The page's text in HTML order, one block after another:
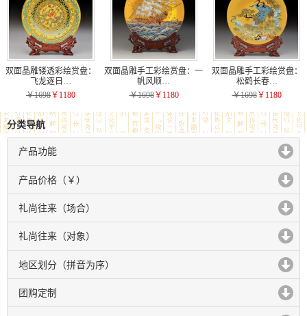
双面晶雕镂透彩绘赏盘：
飞龙逐日…
￥1698￥1180
双面晶雕手工彩绘赏盘：一
帆风顺…
￥1698￥1180
双面晶雕手工彩绘赏盘：
松鹤长春…
￥1698￥1180
分类导航
产品功能
click to expand contents
产品价格（￥）
click to expand contents
礼尚往来（场合）
click to expand contents
礼尚往来（对象）
click to expand contents
地区划分（拼音为序）
click to expand contents
团购定制
click to expand contents